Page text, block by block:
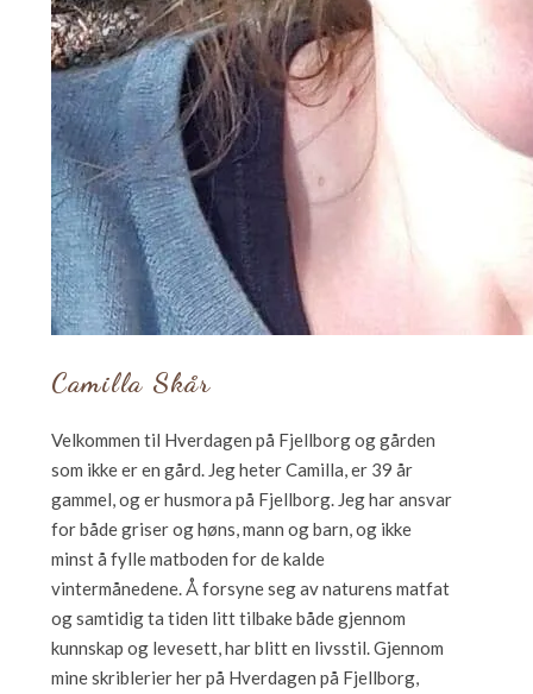
Camilla Skår
Velkommen til Hverdagen på Fjellborg og gården
som ikke er en gård. Jeg heter Camilla, er 39 år
gammel, og er husmora på Fjellborg. Jeg har ansvar
for både griser og høns, mann og barn, og ikke
minst å fylle matboden for de kalde
vintermånedene. Å forsyne seg av naturens matfat
og samtidig ta tiden litt tilbake både gjennom
kunnskap og levesett, har blitt en livsstil. Gjennom
mine skriblerier her på Hverdagen på Fjellborg,